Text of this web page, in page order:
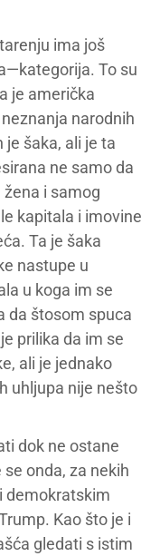
ima još
To su
je američka
narodnih
šaka, ali je ta
ne samo da
i samog
kapitala i imovine
Ta je šaka
nastupe u
u koga im se
da štosom spuca
prilika da im se
ali je jednako
uhljupa nije nešto
dok ne ostane
onda, za nekih
demokratskim
Kao što je i
gledati s istim